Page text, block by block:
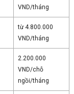
VND/tháng
từ 4.800.000
VND/tháng
2.200.000
VND/chỗ
ngồi/tháng